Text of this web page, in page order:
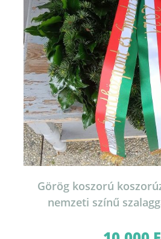
Görög koszorú
nemzeti színű